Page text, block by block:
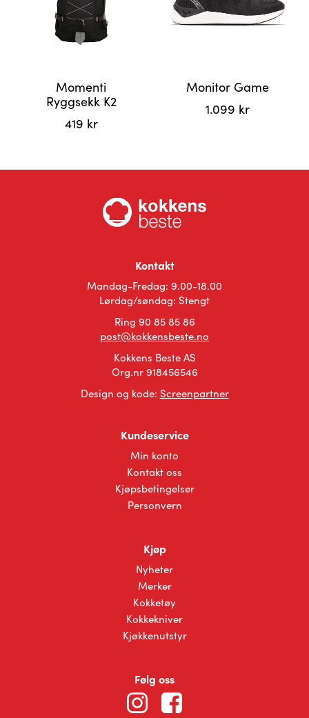
Momenti
Ryggsekk K2
419 kr
produktet
Monitor Game
1.099 kr
har
varianter.
Alternativene
kan
på
Kontakt
Mandag-Fredag: 9.00-18.00
Lørdag/søndag: Stengt
Ring 90 85 85 86
post@kokkensbeste.no
Kokkens Beste AS
Org.nr 918456546
Design og kode: Screenpartner
Kundeservice
Min konto
Kontakt oss
Kjøpsbetingelser
Personvern
Kjøp
Nyheter
Merker
Kokketøy
Kokkekniver
Kjøkkenutstyr
Følg oss